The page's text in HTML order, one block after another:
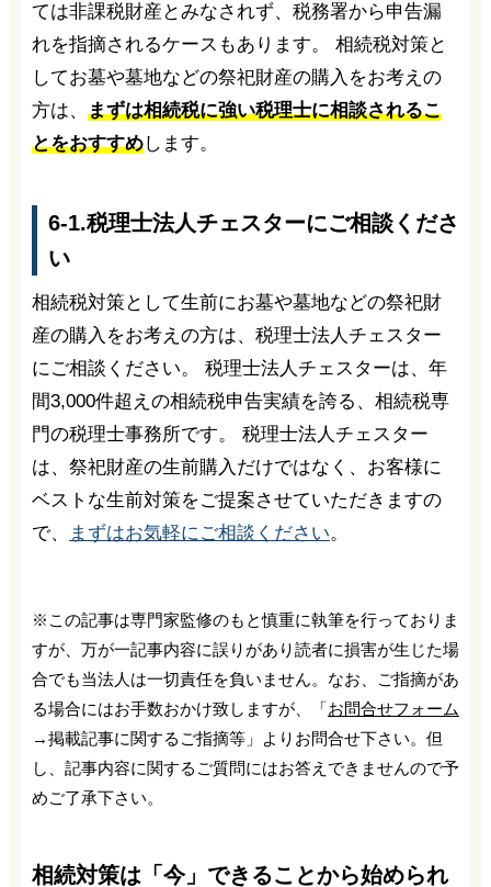
ては非課税財産とみなされず、税務署から申告漏
れを指摘されるケースもあります。 相続税対策と
してお墓や墓地などの祭祀財産の購入をお考えの
方は、 まずは相続税に強い税理士に相談されるこ
とをおすすめします。
6-1.税理士法人チェスターにご相談くださ
い
相続税対策として生前にお墓や墓地などの祭祀財
産の購入をお考えの方は、税理士法人チェスター
にご相談ください。 税理士法人チェスターは、年
間3,000件超えの相続税申告実績を誇る、相続税専
門の税理士事務所です。 税理士法人チェスター
は、祭祀財産の生前購入だけではなく、お客様に
ベストな生前対策をご提案させていただきますの
で、
まずはお気軽にご相談ください。
※この記事は専門家監修のもと慎重に執筆を行っておりま
すが、万が一記事内容に誤りがあり読者に損害が生じた場
合でも当法人は一切責任を負いません。なお、ご指摘があ
る場合にはお手数おかけ致しますが、「お問合せフォーム
→掲載記事に関するご指摘等」よりお問合せ下さい。但
し、記事内容に関するご質問にはお答えできませんので予
めご了承下さい。
相続対策は「今」できることから始められ